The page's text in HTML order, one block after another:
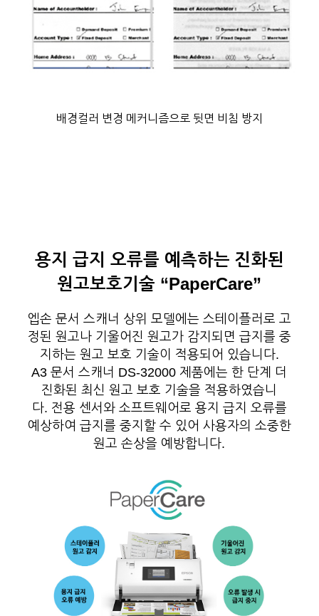
배경컬러 변경 메커니즘으로 뒷면 비침 방지
용지 급지 오류를 예측하는 진화된
원고보호기술 “PaperCare”
엡손 문서 스캐너 상위 모델에는 스테이플러로 고
정된 원고나 기울어진 원고가 감지되면 급지를 중
지하는 원고 보호 기술이 적용되어 있습니다.
A3 문서 스캐너 DS-32000 제품에는 한 단계 더
진화된 최신 원고 보호 기술을 적용하였습니
다. 전용 센서와 소프트웨어로 용지 급지 오류를
예상하여 급지를 중지할 수 있어 사용자의 소중한
원고 손상을 예방합니다.